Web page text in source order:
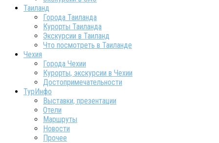
Таиланд
Города Таиланда
Курорты Таиланда
Экскурсии в Таиланд
Что посмотреть в Таиланде
Чехия
Города Чехии
Курорты, экскурсии в Чехии
Достопримечательности
ТурИнфо
Выставки, презентации
Отели
Маршруты
Новости
Прочее